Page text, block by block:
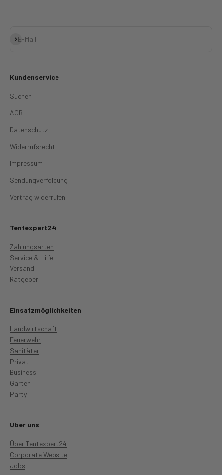
E-Mail
Abonnieren
Kundenservice
Suchen
AGB
Datenschutz
Widerrufsrecht
Impressum
Sendungverfolgung
Vertrag widerrufen
Tentexpert24
Zahlungsarten
Service & Hilfe
Versand
Ratgeber
Einsatzmöglichkeiten
Landwirtschaft
Feuerwehr
Sanitäter
Privat
Business
Garten
Party
Über uns
Über Tentexpert24
Corporate Website
Jobs